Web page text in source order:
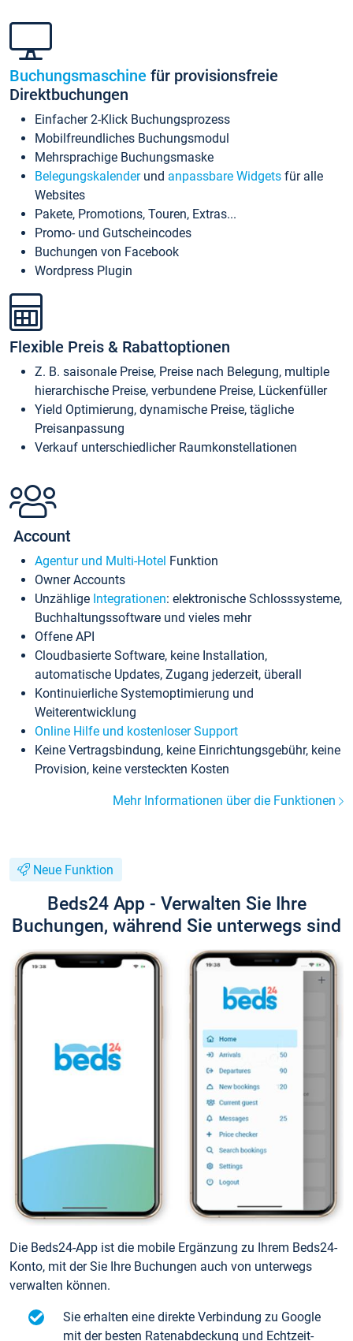
Buchungsmaschine für provisionsfreie
Direktbuchungen
Einfacher 2-Klick Buchungsprozess
Mobilfreundliches Buchungsmodul
Mehrsprachige Buchungsmaske
Belegungskalenderund anpassbare Widgets für alle
Websites
Pakete, Promotions, Touren, Extras...
Promo- und Gutscheincodes
Buchungen von Facebook
Wordpress Plugin
Flexible Preis & Rabattoptionen
Z. B. saisonale Preise, Preise nach Belegung, multiple
hierarchische Preise, verbundene Preise, Lückenfüller
Yield Optimierung, dynamische Preise, tägliche
Preisanpassung
Verkauf unterschiedlicher Raumkonstellationen
Account
Agentur und Multi-Hotel Funktion
Owner Accounts
Unzählige Integrationen: elektronische Schlosssysteme,
Buchhaltungssoftware und vieles mehr
Offene API
Cloudbasierte Software, keine Installation,
automatische Updates, Zugang jederzeit, überall
Kontinuierliche Systemoptimierung und
Weiterentwicklung
Online Hilfe und kostenloser Support
Keine Vertragsbindung, keine Einrichtungsgebühr, keine
Provision, keine versteckten Kosten
Mehr Informationen über die Funktionen
Neue Funktion
Beds24 App - Verwalten Sie Ihre
Buchungen, während Sie unterwegs sind
Die Beds24-App ist die mobile Ergänzung zu Ihrem Beds24-
Konto, mit der Sie Ihre Buchungen auch von unterwegs
verwalten können.
Sie erhalten eine direkte Verbindung zu Google
mit der besten Ratenabdeckung und Echtzeit-